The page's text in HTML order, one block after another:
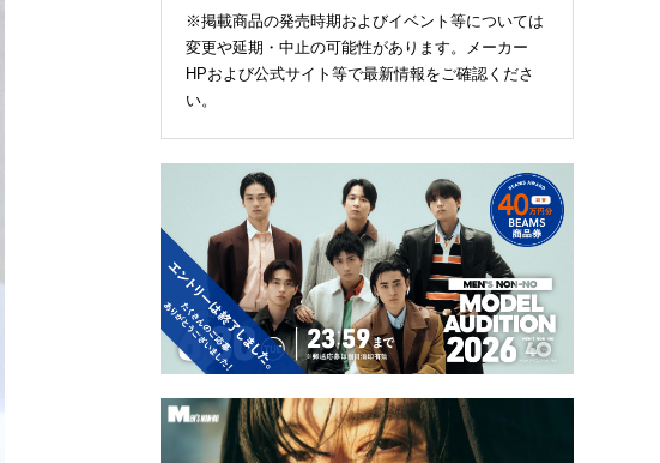
※掲載商品の発売時期およびイベント等については
変更や延期・中止の可能性があります。メーカー
HPおよび公式サイト等で最新情報をご確認くださ
い。